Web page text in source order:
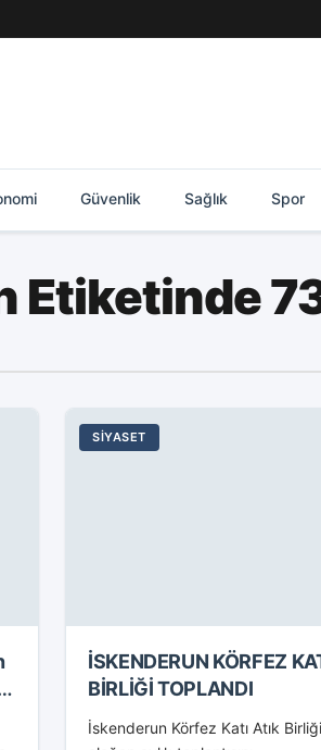
Güvenlik Sağlık Spor
Etiketinde
SIYASET
İSKENDERUN KÖRFEZ
BİRLİĞİ TOPLANDI
İskenderun Körfez Katı Atık Birliği